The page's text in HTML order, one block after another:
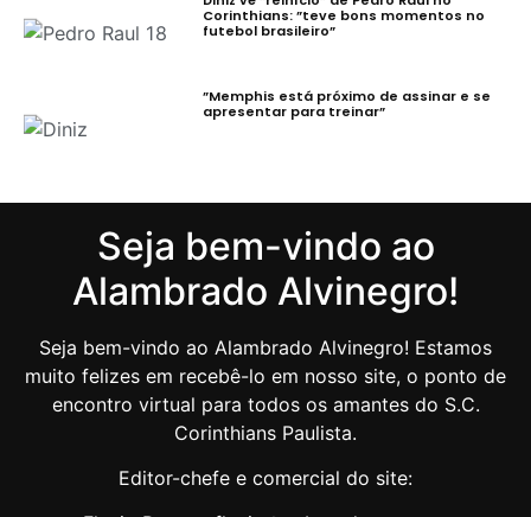
Corinthians: ”teve bons momentos no
futebol brasileiro”
”Memphis está próximo de assinar e se
apresentar para treinar”
Seja bem-vindo ao
Alambrado Alvinegro!
Seja bem-vindo ao Alambrado Alvinegro! Estamos
muito felizes em recebê-lo em nosso site, o ponto de
encontro virtual para todos os amantes do S.C.
Corinthians Paulista.
Editor-chefe e comercial do site: